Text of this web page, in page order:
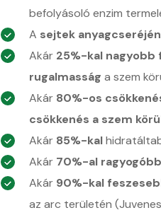
befolyásoló enzim
A sejtek
Akár 25%-kal nagyobb
rugalmasság a szem
Akár 80%-os
csökkenés a szem
Akár 85%-kal
Akár 70%-al ragyogóbb
Akár 90%-kal
az arc területén